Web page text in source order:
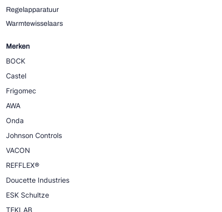
Regelapparatuur
Warmtewisselaars
Merken
BOCK
Castel
Frigomec
AWA
Onda
Johnson Controls
VACON
REFFLEX®
Doucette Industries
ESK Schultze
TEKLAB